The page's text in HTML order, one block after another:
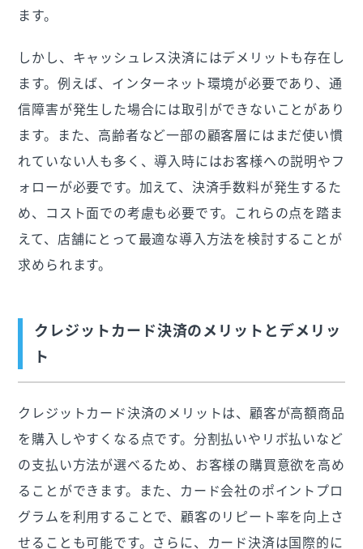
ます。
しかし、キャッシュレス決済にはデメリットも存在し
ます。例えば、インターネット環境が必要であり、通
信障害が発生した場合には取引ができないことがあり
ます。また、高齢者など一部の顧客層にはまだ使い慣
れていない人も多く、導入時にはお客様への説明やフ
ォローが必要です。加えて、決済手数料が発生するた
め、コスト面での考慮も必要です。これらの点を踏ま
えて、店舗にとって最適な導入方法を検討することが
求められます。
クレジットカード決済のメリットとデメリッ
ト
クレジットカード決済のメリットは、顧客が高額商品
を購入しやすくなる点です。分割払いやリボ払いなど
の支払い方法が選べるため、お客様の購買意欲を高め
ることができます。また、カード会社のポイントプロ
グラムを利用することで、顧客のリピート率を向上さ
せることも可能です。さらに、カード決済は国際的に